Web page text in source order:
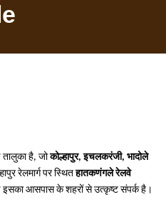
तालुका है, जोकोल्हापुर, इचलकरंजी, भादोले
रेलमार्ग पर स्थितहातकणंगले रेलवे
आसपास के शहरों से उत्कृष्ट संपर्क है।